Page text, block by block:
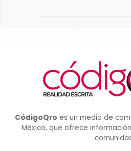
CódigoQro es un medio de
México, que ofrece